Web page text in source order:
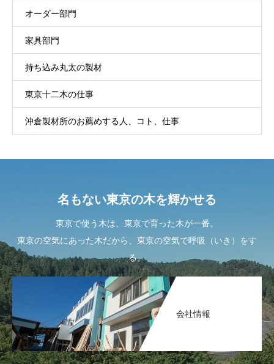
オーダー部門
家具部門
持ち込み丸太の製材
東京十二木の仕事
沖倉製材所のお薦めする人、コト、仕事
名もない東京の木を輝かせる
東京で使う木は、東京で育った木が一番。
東京の空気にあった木だから、東京の空気で呼吸（いき）をす
る。
会社情報